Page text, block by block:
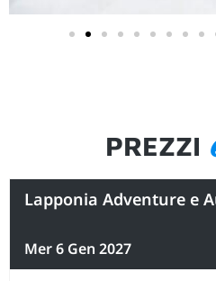
PREZZI
Lapponia Adventure e
Mer 6 Gen 2027